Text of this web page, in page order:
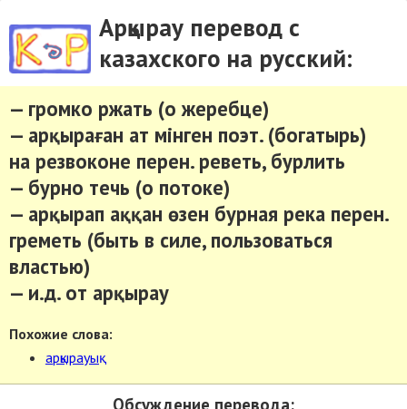
Арқырау перевод с
казахского на русский:
— громко ржать (о жеpебце)
— арқыраған ат мінген поэт. (богатыpь)
на резвоконе перен. реветь, бурлить
— бурно течь (о потоке)
— арқырап аққан өзен бурная река перен.
греметь (быть в силе, пользоваться
властью)
— и.д. от арқырау
Похожие слова:
арқырауық
Обсуждение перевода: